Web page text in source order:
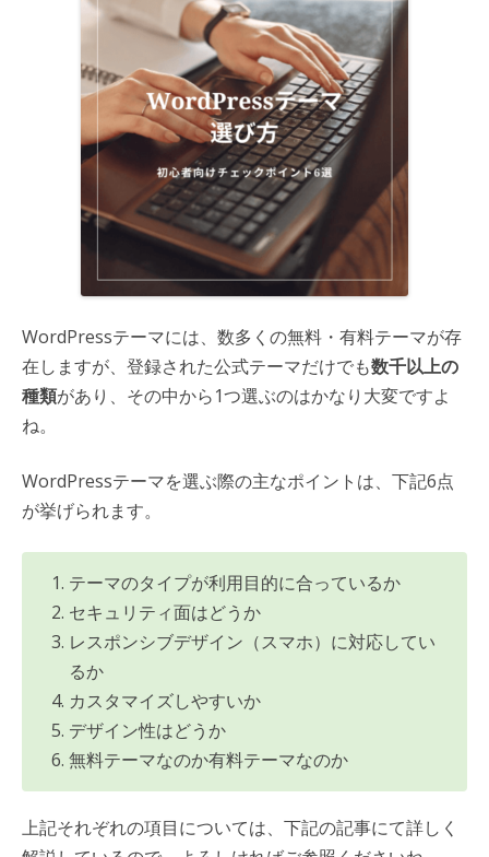
WordPressテーマには、数多くの無料・有料テーマが存
在しますが、登録された公式テーマだけでも数千以上の
種類があり、その中から1つ選ぶのはかなり大変ですよ
ね。
WordPressテーマを選ぶ際の主なポイントは、下記6点
が挙げられます。
テーマのタイプが利用目的に合っているか
セキュリティ面はどうか
レスポンシブデザイン（スマホ）に対応してい
るか
カスタマイズしやすいか
デザイン性はどうか
無料テーマなのか有料テーマなのか
上記それぞれの項目については、下記の記事にて詳しく